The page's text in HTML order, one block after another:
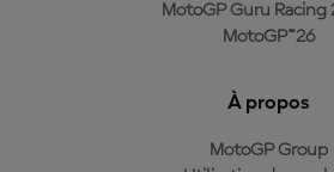
MotoGP Guru Racing
MotoGP™26
À propos
MotoGP Group